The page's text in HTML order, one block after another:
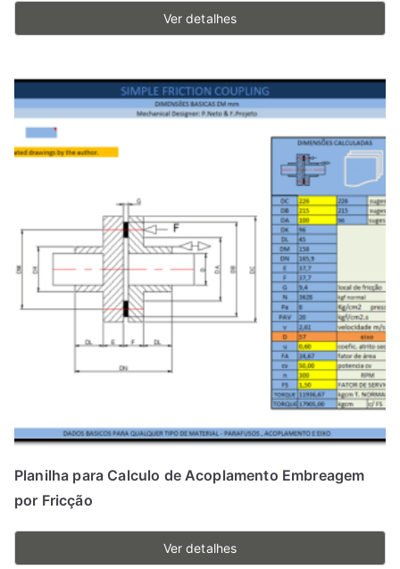
Ver detalhes
Planilha para Calculo de Acoplamento Embreagem
por Fricção
Ver detalhes